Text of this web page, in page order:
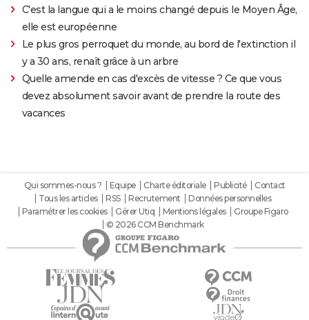
C'est la langue qui a le moins changé depuis le Moyen Âge,
elle est européenne
Le plus gros perroquet du monde, au bord de l'extinction il
y a 30 ans, renaît grâce à un arbre
Quelle amende en cas d'excès de vitesse ? Ce que vous
devez absolument savoir avant de prendre la route des
vacances
Qui sommes-nous ? Equipe Charte éditoriale Publicité
Contact
Tous les articles
RSS Recrutement
Données personnelles
Paramétrer les cookies
Gérer Utiq Mentions légales
Groupe Figaro
© 2026 CCM Benchmark